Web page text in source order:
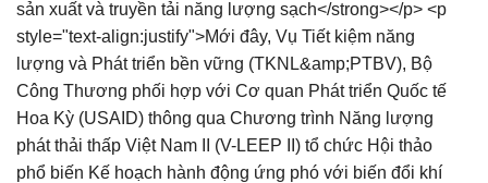
sản xuất và truyền tải năng lượng sạch</strong></p> <p
style="text-align:justify">Mới đây, Vụ Tiết kiệm năng
lượng và Phát triển bền vững (TKNL&amp;PTBV), Bộ
Công Thương phối hợp với Cơ quan Phát triển Quốc tế
Hoa Kỳ (USAID) thông qua Chương trình Năng lượng
phát thải thấp Việt Nam II (V-LEEP II) tổ chức Hội thảo
phổ biến Kế hoạch hành động ứng phó với biến đổi khí